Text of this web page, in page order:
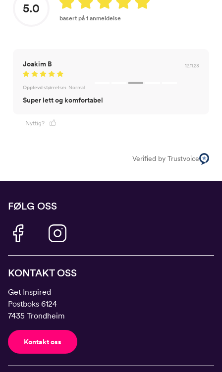
5.0
basert på 1 anmeldelse
Joakim B 12.11.23
Opplevd størrelse: Normal
Super lett og komfortabel
Nyttig?
Verified by Trustvoice
FØLG OSS
KONTAKT OSS
Get Inspired
Postboks 6124
7435 Trondheim
Kontakt oss